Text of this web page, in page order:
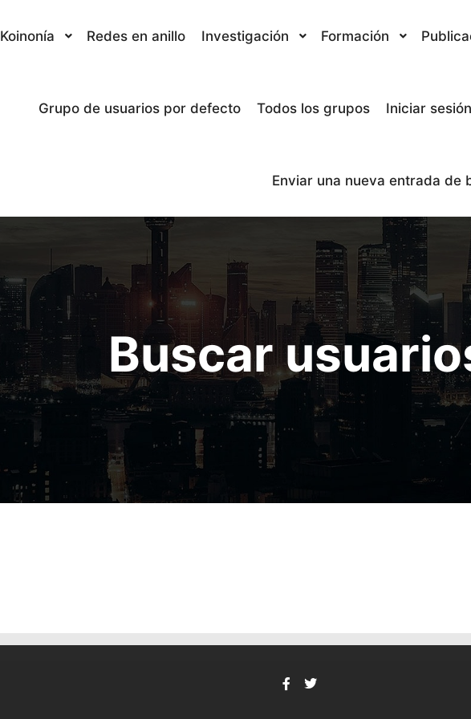
Koinonía Redes en anillo Investigación Formación
Grupo de usuarios por defecto Todos los grupos Iniciar sesión
Enviar una nueva entrada de
Buscar